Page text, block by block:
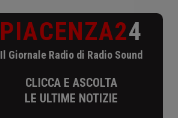
PIACENZA24
Il Giornale Radio di Radio Sound
CLICCA E ASCOLTA
LE ULTIME NOTIZIE